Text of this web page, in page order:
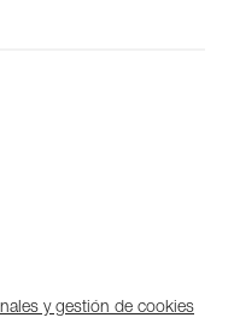
y gestión de cookies